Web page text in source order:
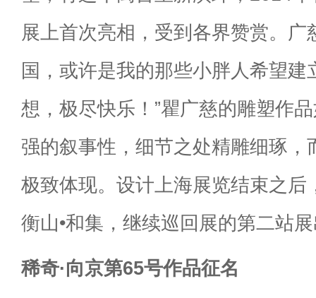
展上首次亮相，受到各界赞赏。广
国，或许是我的那些小胖人希望建
想，极尽快乐！”瞿广慈的雕塑作
强的叙事性，细节之处精雕细琢，
极致体现。设计上海展览结束之后
衡山•和集，继续巡回展的第二站
稀奇·向京第65号作品征名